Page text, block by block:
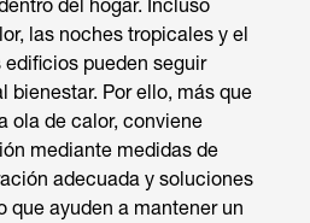
del hogar. Incluso
las noches tropicales y el
pueden seguir
bienestar. Por ello, más que
ola de calor, conviene
mediante medidas de
adecuada y soluciones
que ayuden a mantener un